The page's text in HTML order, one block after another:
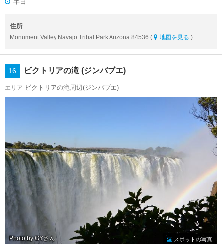
半日
住所
Monument Valley Navajo Tribal Park Arizona 84536 ( 地図を見る )
16 ビクトリアの滝 (ジンバブエ)
エリア ビクトリアの滝周辺(ジンバブエ)
Photo by GY スポットの写真